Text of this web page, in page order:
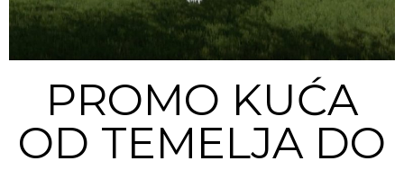
PROMO KUĆA
OD TEMELJA DO